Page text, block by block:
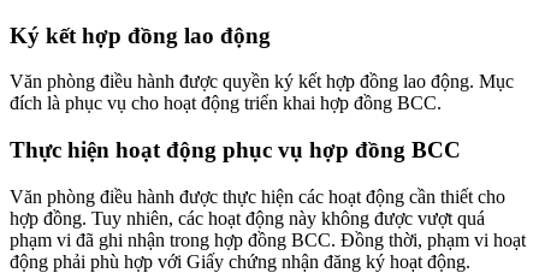
Ký kết hợp đồng lao động
Văn phòng điều hành được quyền ký kết hợp đồng lao động. Mục
đích là phục vụ cho hoạt động triển khai hợp đồng BCC.
Thực hiện hoạt động phục vụ hợp đồng BCC
Văn phòng điều hành được thực hiện các hoạt động cần thiết cho
hợp đồng. Tuy nhiên, các hoạt động này không được vượt quá
phạm vi đã ghi nhận trong hợp đồng BCC. Đồng thời, phạm vi hoạt
động phải phù hợp với Giấy chứng nhận đăng ký hoạt động.